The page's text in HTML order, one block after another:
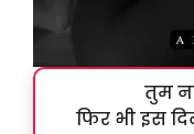
तुम
फिर भी इस